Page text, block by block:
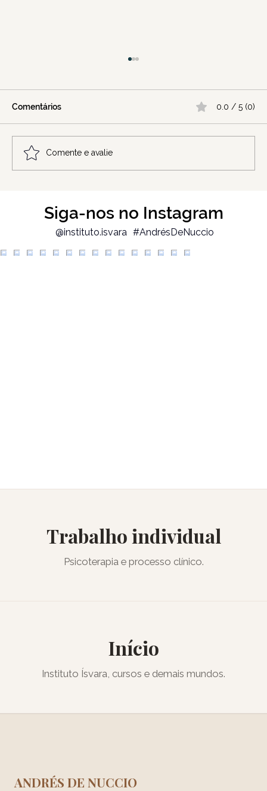
Siga-nos no Instagram
#AndrésDeNuccio
@instituto.isvara
sessões
Comentários 0.0 / 5 (0)
Comente e avalie
Trabalho individual
Psicoterapia e processo clínico.
Início
Instituto Ísvara, cursos e demais mundos.
ANDRÉS DE NUCCIO